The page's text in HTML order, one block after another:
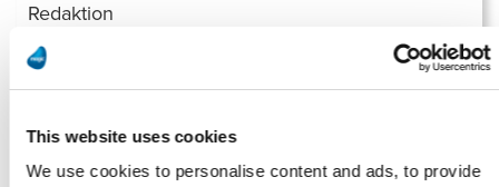
This website uses cookies
We use cookies to personalise content and ads, to provide
Redaktion
Cloud-Integration, KI und Automatisierung Magic Software stellt
smarte Cloud-Lösung für Mittelstand vor
Weiterlesen